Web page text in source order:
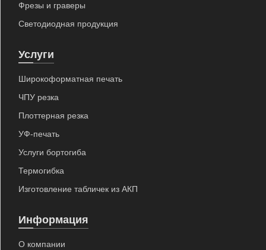
Фрезы и граверы
Светодиодная продукция
Услуги
Широкоформатная печать
ЧПУ резка
Плоттерная резка
УФ-печать
Услуги бортогиба
Термогибка
Изготовление табличек из АКП
Информация
О компании